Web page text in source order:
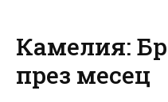
Камелия:
през месец